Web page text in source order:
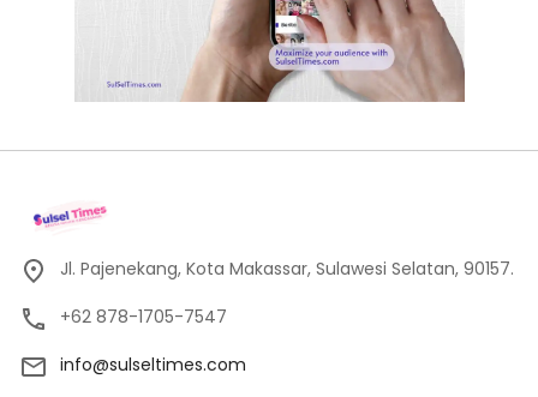
Jl. Pajenekang, Kota Makassar, Sulawesi Selatan, 90157.
+62 878-1705-7547
info@sulseltimes.com